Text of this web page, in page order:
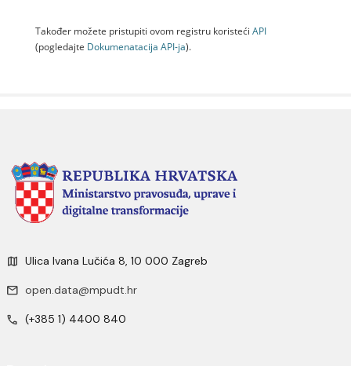
Također možete pristupiti ovom registru koristeći API
(pogledajte Dokumenаtаcijа API-jа).